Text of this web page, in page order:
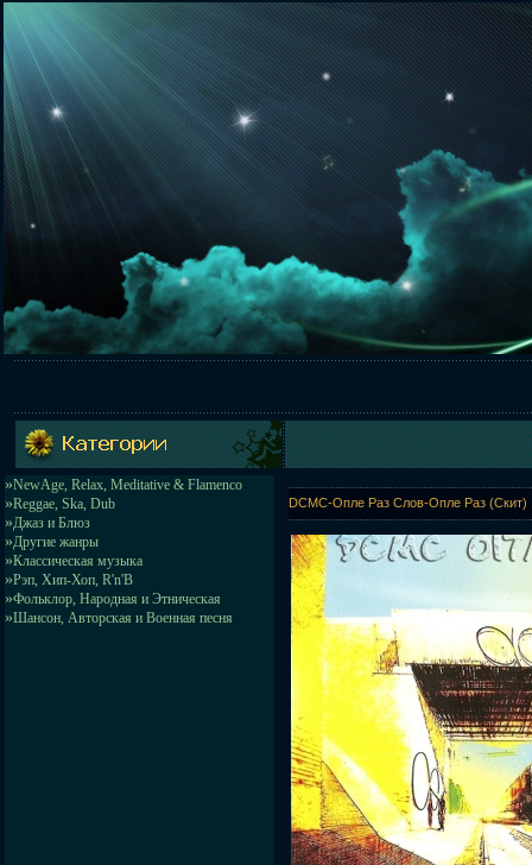
»NewAge, Relax, Meditative & Flamenco
»Reggae, Ska, Dub
»Джаз и Блюз
»Другие жанры
»Классическая музыка
»Рэп, Хип-Хоп, R'n'B
»Фольклор, Народная и Этническая
»Шансон, Авторская и Военная песня
DCMC-Опле Раз Слов-Опле Раз